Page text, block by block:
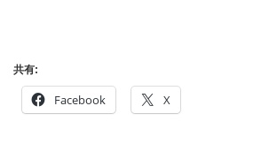
共有:
Facebook X